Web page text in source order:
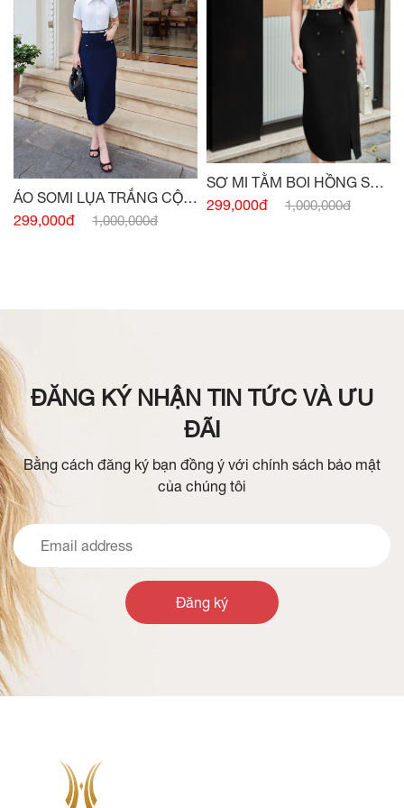
ÁO SOMI LỤA TRẮNG CỘC
TAY BẤU MÍ THÂN
299,000đ 1,000,000đ
SƠ MI TẰM BOI HỒNG SEN
SIÊU NHẸ
299,000đ 1,000,000đ
ĐĂNG KÝ NHẬN TIN TỨC VÀ ƯU
ĐÃI
Bằng cách đăng ký bạn đồng ý với chính sách bảo mật
của chúng tôi
Đăng ký